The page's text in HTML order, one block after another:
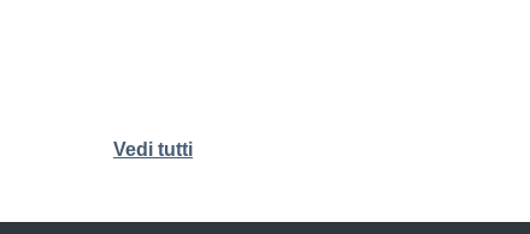
Vedi tutti